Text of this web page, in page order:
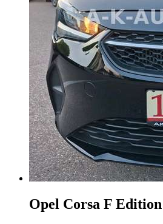
Opel Corsa F Edition